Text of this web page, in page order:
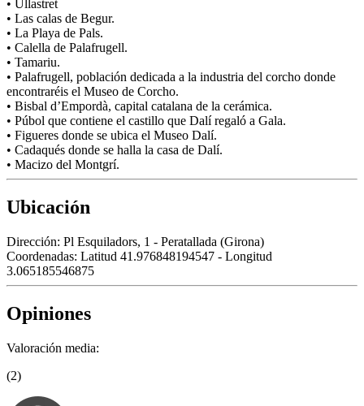
• Ullastret
• Las calas de Begur.
• La Playa de Pals.
• Calella de Palafrugell.
• Tamariu.
• Palafrugell, población dedicada a la industria del corcho donde
encontraréis el Museo de Corcho.
• Bisbal d’Empordà, capital catalana de la cerámica.
• Púbol que contiene el castillo que Dalí regaló a Gala.
• Figueres donde se ubica el Museo Dalí.
• Cadaqués donde se halla la casa de Dalí.
• Macizo del Montgrí.
Ubicación
Dirección: Pl Esquiladors, 1 - Peratallada (Girona)
Coordenadas: Latitud 41.976848194547 - Longitud
3.065185546875
Opiniones
Valoración media:
(2)